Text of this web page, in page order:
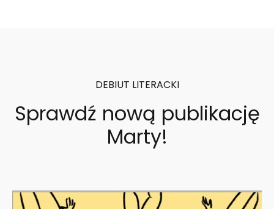
DEBIUT LITERACKI
Sprawdź nową publikację
Marty!